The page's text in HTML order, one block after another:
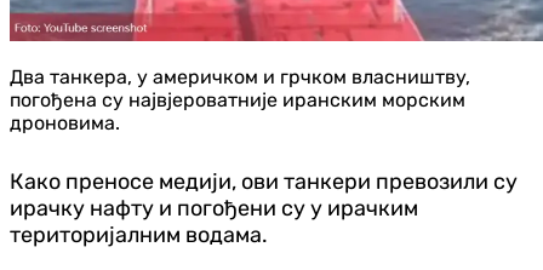
Два танкера, у америчком и грчком власништву,
погођена су највјероватније иранским морским
дроновима.
Како преносе медији, ови танкери превозили су
ирачку нафту и погођени су у ирачким
територијалним водама.